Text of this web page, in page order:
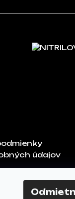
údajov